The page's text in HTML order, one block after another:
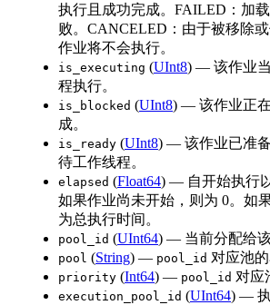
执行且成功完成。FAILED：加
败。CANCELED：由于被移除
作业将不会执行。
is_executing (UInt8) — 该作业
程执行。
is_blocked (UInt8) — 该作业正
成。
is_ready (UInt8) — 该作业已准
待工作线程。
elapsed (Float64) — 自开始执行
如果作业尚未开始，则为 0。如
为总执行时间。
pool_id (UInt64) — 当前分配给该
pool (String) — pool_id 对应池的
priority (Int64) — pool_id 对应
execution_pool_id (UInt64) —